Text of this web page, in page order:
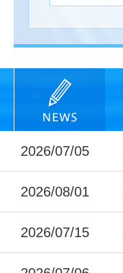
2026/07/05
2026/08/01
2026/07/15